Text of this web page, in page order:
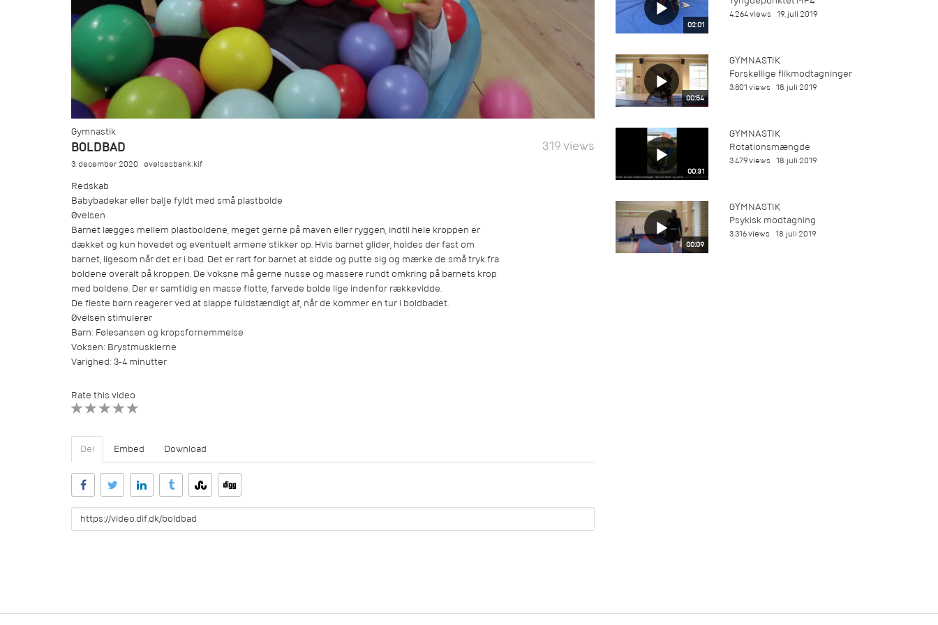
Gymnastik
BOLDBAD 319 views
3. december 2020 øvelsesbank:kif
Redskab
Babybadekar eller balje fyldt med små plastbolde
Øvelsen
Barnet lægges mellem plastboldene, meget gerne på maven eller ryggen, indtil hele kroppen er
dækket og kun hovedet og eventuelt armene stikker op. Hvis barnet glider, holdes der fast om
barnet, ligesom når det er i bad. Det er rart for barnet at sidde og putte sig og mærke de små tryk fra
boldene overalt på kroppen. De voksne må gerne nusse og massere rundt omkring på barnets krop
med boldene. Der er samtidig en masse flotte, farvede bolde lige indenfor rækkevidde.
De fleste børn reagerer ved at slappe fuldstændigt af, når de kommer en tur i boldbadet.
Øvelsen stimulerer
Barn: Følesansen og kropsfornemmelse
Voksen: Brystmusklerne
Varighed: 3-4 minutter
Rate this video
Del Embed Download
URL
to
02:01
4.264 views 19. juli 2019
00:54
GYMNASTIK
Forskellige flikmodtagninger
3.801 views 18. juli 2019
00:31
GYMNASTIK
Rotationsmængde
3.479 views 18. juli 2019
00:09
GYMNASTIK
Psykisk modtagning
3.316 views 18. juli 2019